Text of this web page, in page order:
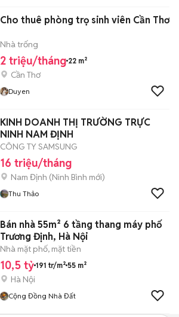
Cho thuê phòng trọ sinh viên Cần Thơ
Nhà trống
2 triệu/tháng 22 m²
Cần Thơ
Duyen
KINH DOANH THỊ TRƯỜNG TRỰC
NINH NAM ĐỊNH
CÔNG TY SAMSUNG
16 triệu/tháng
Nam Định (Ninh Bình mới)
Thu Thảo
Bán nhà 55m² 6 tầng thang máy phố
Trương Định, Hà Nội
Nhà mặt phố, mặt tiền
10,5 tỷ 191 tr/m² 55 m²
Hà Nội
Cộng Đồng Nhà Đất